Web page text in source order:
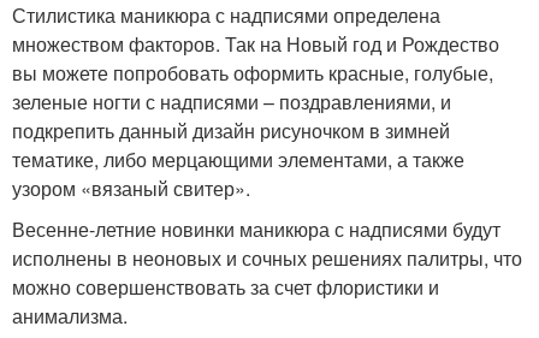
Стилистика маникюра с надписями определена
множеством факторов. Так на Новый год и Рождество
вы можете попробовать оформить красные, голубые,
зеленые ногти с надписями – поздравлениями, и
подкрепить данный дизайн рисуночком в зимней
тематике, либо мерцающими элементами, а также
узором «вязаный свитер».
Весенне-летние новинки маникюра с надписями будут
исполнены в неоновых и сочных решениях палитры, что
можно совершенствовать за счет флористики и
анимализма.